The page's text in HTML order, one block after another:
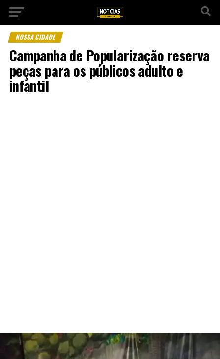
NOSSA CIDADE
Campanha de Popularização reserva
peças para os públicos adulto e
infantil